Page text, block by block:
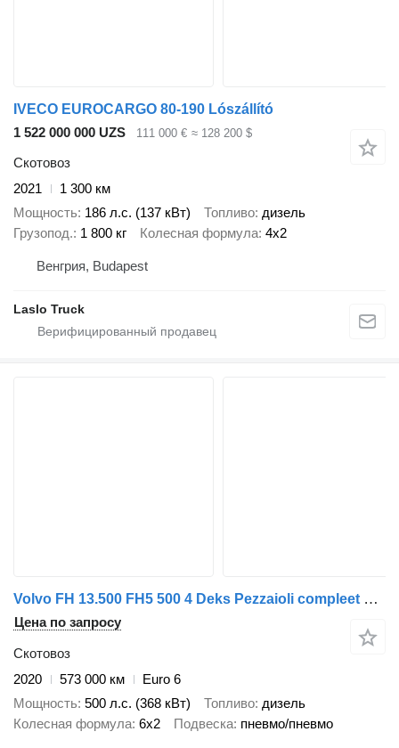
IVECO EUROCARGO 80-190 Lószállító
1 522 000 000 UZS
111 000 € ≈ 128 200 $
Скотовоз
2021
1 300 км
Мощность 186 л.с. (137 кВт) Топливо дизель
Грузопод. 1 800 кг Колесная формула 4x2
Венгрия, Budapest
Laslo Truck
Volvo FH 13.500 FH5 500 4 Deks Pezzaioli compleet + прицеп скотовоз
Цена по запросу
Скотовоз
2020
573 000 км
Euro 6
Мощность 500 л.с. (368 кВт) Топливо дизель
Колесная формула 6x2 Подвеска пневмо/пневмо